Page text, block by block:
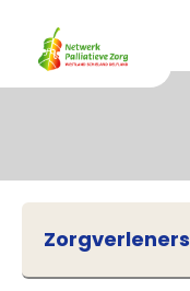
Zorgverleners